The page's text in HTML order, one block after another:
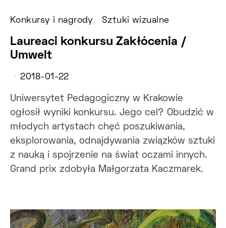
Konkursy i nagrody Sztuki wizualne
Laureaci konkursu Zakłócenia /
Umwelt
2018-01-22
Uniwersytet Pedagogiczny w Krakowie
ogłosił wyniki konkursu. Jego cel? Obudzić w
młodych artystach chęć poszukiwania,
eksplorowania, odnajdywania związków sztuki
z nauką i spojrzenie na świat oczami innych.
Grand prix zdobyła Małgorzata Kaczmarek.